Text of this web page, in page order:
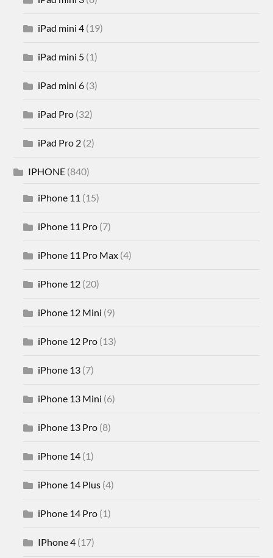
iPad mini 4 (19)
iPad mini 5 (1)
iPad mini 6 (3)
iPad Pro (32)
iPad Pro 2 (2)
IPHONE (840)
iPhone 11 (15)
iPhone 11 Pro (7)
iPhone 11 Pro Max (4)
iPhone 12 (20)
iPhone 12 Mini (9)
iPhone 12 Pro (13)
iPhone 13 (7)
iPhone 13 Mini (6)
iPhone 13 Pro (8)
iPhone 14 (1)
iPhone 14 Plus (4)
iPhone 14 Pro (1)
IPhone 4 (17)